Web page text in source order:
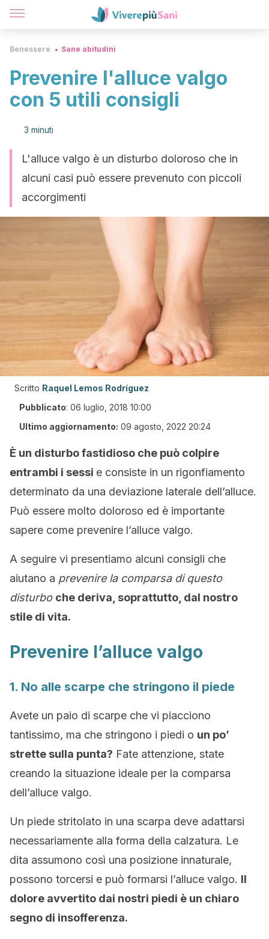
Benessere Sane abitudini
Prevenire l'alluce valgo
con 5 utili consigli
3 minuti
L'alluce valgo è un disturbo doloroso che in
alcuni casi può essere prevenuto con piccoli
accorgimenti
Scritto Raquel Lemos Rodríguez
Pubblicato: 06 luglio, 2018 10:00
Ultimo aggiornamento: 09 agosto, 2022 20:24
È un disturbo fastidioso che può colpire
entrambi i sessi e consiste in un rigonfiamento
determinato da una deviazione laterale dell’alluce.
Può essere molto doloroso ed è importante
sapere come prevenire l’alluce valgo.
A seguire vi presentiamo alcuni consigli che
aiutano a prevenire la comparsa di questo
disturbo che deriva, soprattutto, dal nostro
stile di vita.
Prevenire l’alluce valgo
1. No alle scarpe che stringono il piede
Avete un paio di scarpe che vi piacciono
tantissimo, ma che stringono i piedi o un po’
strette sulla punta? Fate attenzione, state
creando la situazione ideale per la comparsa
dell’alluce valgo.
Un piede stritolato in una scarpa deve adattarsi
necessariamente alla forma della calzatura. Le
dita assumono così una posizione innaturale,
possono torcersi e può formarsi l’alluce valgo. Il
dolore avvertito dai nostri piedi è un chiaro
segno di insofferenza.